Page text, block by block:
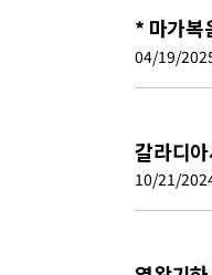
* 마가복
04/19/
갈라디
10/21/